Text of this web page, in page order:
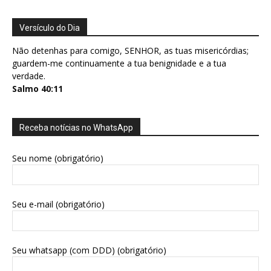
Versículo do Dia
Não detenhas para comigo, SENHOR, as tuas misericórdias;
guardem-me continuamente a tua benignidade e a tua
verdade.
Salmo 40:11
Receba notícias no WhatsApp
Seu nome (obrigatório)
Seu e-mail (obrigatório)
Seu whatsapp (com DDD) (obrigatório)